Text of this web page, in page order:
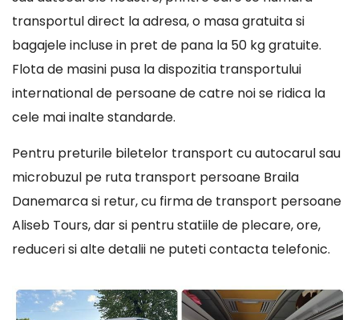
transportul direct la adresa, o masa gratuita si
bagajele incluse in pret de pana la 50 kg gratuite.
Flota de masini pusa la dispozitia transportului
international de persoane de catre noi se ridica la
cele mai inalte standarde.
Pentru preturile biletelor transport cu autocarul sau
microbuzul pe ruta transport persoane Braila
Danemarca si retur, cu firma de transport persoane
Aliseb Tours, dar si pentru statiile de plecare, ore,
reduceri si alte detalii ne puteti contacta telefonic.